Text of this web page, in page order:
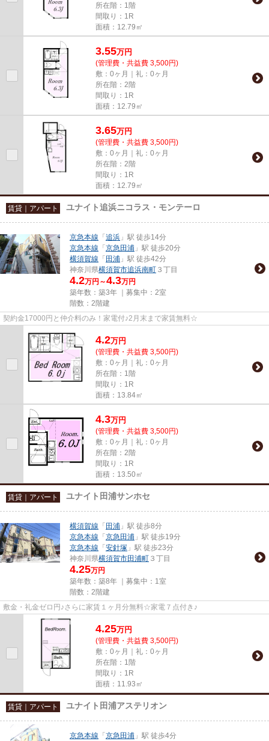
所在階：1階
間取り：1R
面積：12.79㎡
3.55万円
(管理費・共益費 3,500円)
敷：0ヶ月｜礼：0ヶ月
所在階：2階
間取り：1R
面積：12.79㎡
3.65万円
(管理費・共益費 3,500円)
敷：0ヶ月｜礼：0ヶ月
所在階：2階
間取り：1R
面積：12.79㎡
賃貸｜アパート ユナイト追浜ニコラス・モンテーロ
京急本線 「 追浜 」駅 徒歩14分
京急本線 「 京急田浦 」駅 徒歩20分
横須賀線 「 田浦 」駅 徒歩42分
神奈川県横須賀市追浜南町 ３丁目
4.2万円～4.3万円
築年数：築3年 ｜募集中： 2室
階数：2階建
契約金17000円と仲介料のみ！家電付♪2月末まで家賃無料☆
4.2万円
(管理費・共益費 3,500円)
敷：0ヶ月｜礼：0ヶ月
所在階：1階
間取り：1R
面積：13.84㎡
4.3万円
(管理費・共益費 3,500円)
敷：0ヶ月｜礼：0ヶ月
所在階：2階
間取り：1R
面積：13.50㎡
賃貸｜アパート ユナイト田浦サンホセ
横須賀線 「 田浦 」駅 徒歩8分
京急本線 「 京急田浦 」駅 徒歩19分
京急本線 「 安針塚 」駅 徒歩23分
神奈川県横須賀市田浦町 ３丁目
4.25万円
築年数：築8年 ｜募集中： 1室
階数：2階建
敷金・礼金ゼロ円♪さらに家賃１ヶ月分無料☆家電７点付き♪
4.25万円
(管理費・共益費 3,500円)
敷：0ヶ月｜礼：0ヶ月
所在階：1階
間取り：1R
面積：11.93㎡
賃貸｜アパート ユナイト田浦アステリオン
京急本線 「 京急田浦 」駅 徒歩4分